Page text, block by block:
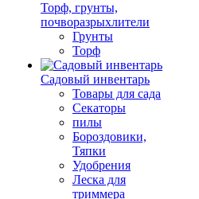
Торф, грунты,
почворазрыхлители
Грунты
Торф
Садовый инвентарь
Товары для сада
Секаторы
пилы
Бороздовики,
Тяпки
Удобрения
Леска для
триммера